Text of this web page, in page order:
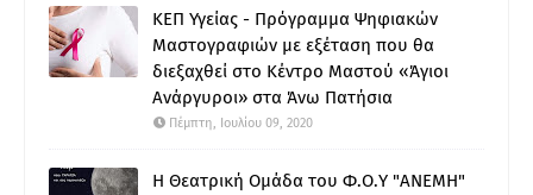
ΚΕΠ Υγείας - Πρόγραμμα Ψηφιακών
Μαστογραφιών με εξέταση που θα
διεξαχθεί στο Κέντρο Μαστού «Άγιοι
Ανάργυροι» στα Άνω Πατήσια
Πέμπτη, Ιουλίου 09, 2020
Η Θεατρική Ομάδα του Φ.Ο.Υ "ΑΝΕΜΗ"